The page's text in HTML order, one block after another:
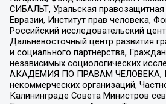
СИБАЛЬТ, Уральская
Евразии, Институт прав человека,
Российский исследовательский
Дальневосточный центр развития
и социального партнерства,
независимых социологических
АКАДЕМИЯ ПО ПРАВАМ ЧЕЛОВЕКА,
некоммерческих организаций,
Калининграде Совета Министров